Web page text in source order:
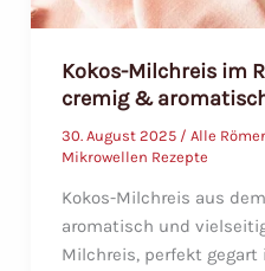
Kokos-Milchreis im
cremig &
30. August 2025 / Alle
Mikrowellen Rezepte
Kokos-Milchreis aus
aromatisch und
Milchreis, perfekt gegart